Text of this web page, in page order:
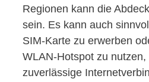
Regionen kann die
sein. Es kann auch
SIM-Karte zu erwerben
WLAN-Hotspot zu nutzen,
zuverlässige